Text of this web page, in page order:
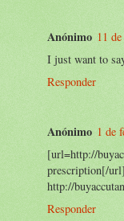
Anónimo 11
I just want to
Responder
Anónimo 1 de
[url=http://
http://
Responder